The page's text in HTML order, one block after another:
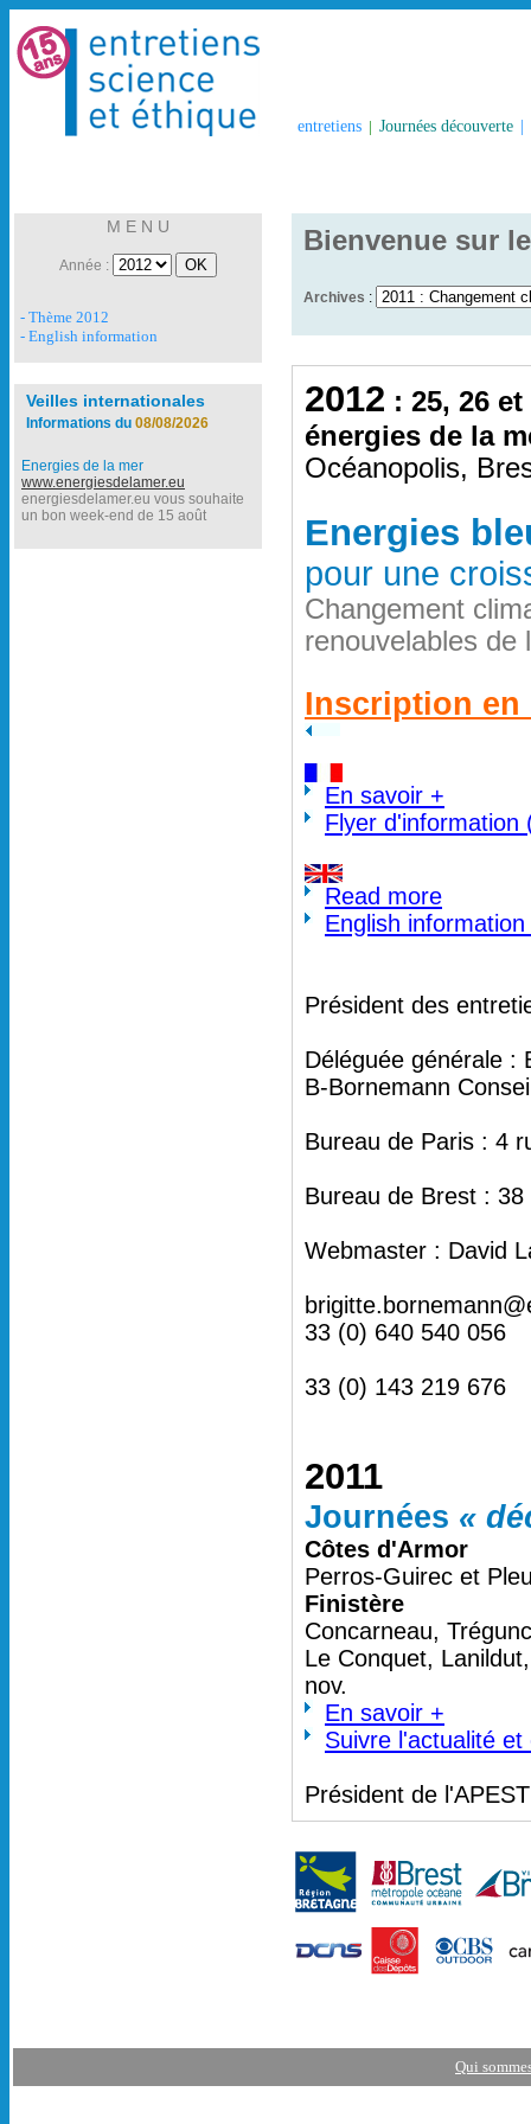
entretiens | Journées découverte
M E N U
Année :
- Thème 2012
- English information
Veilles internationales
Informations du 08/08/2026
Energies de la mer
www.energiesdelamer.eu
energiesdelamer.eu vous souhaite
un bon week-end de 15 août
Bienvenue sur
Archives :
2012 : 25, 26
énergies de la
Océanopolis,
Energies
pour une
Changement
renouvelables de
Inscription en
En savoir +
Flyer d'information
Read more
English
Président des
Déléguée générale :
B-Bornemann
Bureau de Paris : 4
Bureau de Brest :
Webmaster : David
33 (0) 640 540 056
33 (0) 143 219 676
2011
Journées «
Côtes d'Armor
Perros-Guirec et
Finistère
Concarneau,
Le Conquet,
nov.
En savoir +
Suivre l'actualité
Président de
Qui